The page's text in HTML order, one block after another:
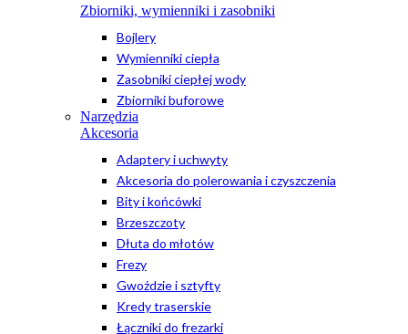
Zbiorniki, wymienniki i zasobniki
Bojlery
Wymienniki ciepła
Zasobniki ciepłej wody
Zbiorniki buforowe
Narzędzia
Akcesoria
Adaptery i uchwyty
Akcesoria do polerowania i czyszczenia
Bity i końcówki
Brzeszczoty
Dłuta do młotów
Frezy
Gwoździe i sztyfty
Kredy traserskie
Łączniki do frezarki